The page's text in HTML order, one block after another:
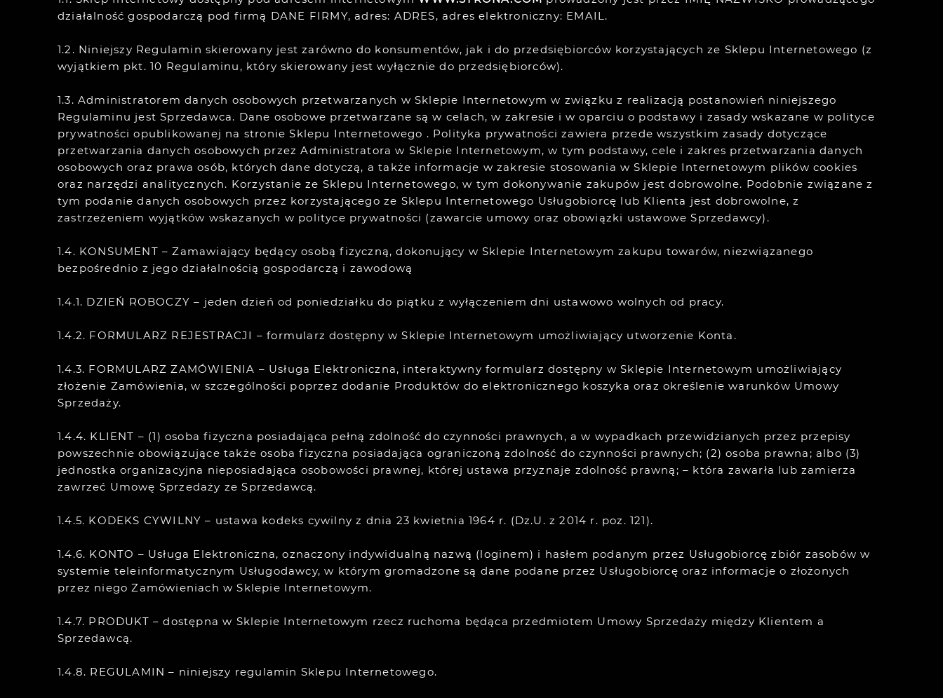
działalność gospodarczą pod firmą DANE FIRMY, adres: ADRES, adres elektroniczny: EMAIL.
1.2. Niniejszy Regulamin skierowany jest zarówno do konsumentów, jak i do przedsiębiorców korzystających ze Sklepu Internetowego (z
wyjątkiem pkt. 10 Regulaminu, który skierowany jest wyłącznie do przedsiębiorców).
1.3. Administratorem danych osobowych przetwarzanych w Sklepie Internetowym w związku z realizacją postanowień niniejszego
Regulaminu jest Sprzedawca. Dane osobowe przetwarzane są w celach, w zakresie i w oparciu o podstawy i zasady wskazane w polityce
prywatności opublikowanej na stronie Sklepu Internetowego . Polityka prywatności zawiera przede wszystkim zasady dotyczące
przetwarzania danych osobowych przez Administratora w Sklepie Internetowym, w tym podstawy, cele i zakres przetwarzania danych
osobowych oraz prawa osób, których dane dotyczą, a także informacje w zakresie stosowania w Sklepie Internetowym plików cookies
oraz narzędzi analitycznych. Korzystanie ze Sklepu Internetowego, w tym dokonywanie zakupów jest dobrowolne. Podobnie związane z
tym podanie danych osobowych przez korzystającego ze Sklepu Internetowego Usługobiorcę lub Klienta jest dobrowolne, z
zastrzeżeniem wyjątków wskazanych w polityce prywatności (zawarcie umowy oraz obowiązki ustawowe Sprzedawcy).
1.4. KONSUMENT – Zamawiający będący osobą fizyczną, dokonujący w Sklepie Internetowym zakupu towarów, niezwiązanego
bezpośrednio z jego działalnością gospodarczą i zawodową
1.4.1. DZIEŃ ROBOCZY – jeden dzień od poniedziałku do piątku z wyłączeniem dni ustawowo wolnych od pracy.
1.4.2. FORMULARZ REJESTRACJI – formularz dostępny w Sklepie Internetowym umożliwiający utworzenie Konta.
1.4.3. FORMULARZ ZAMÓWIENIA – Usługa Elektroniczna, interaktywny formularz dostępny w Sklepie Internetowym umożliwiający
złożenie Zamówienia, w szczególności poprzez dodanie Produktów do elektronicznego koszyka oraz określenie warunków Umowy
Sprzedaży.
1.4.4. KLIENT – (1) osoba fizyczna posiadająca pełną zdolność do czynności prawnych, a w wypadkach przewidzianych przez przepisy
powszechnie obowiązujące także osoba fizyczna posiadająca ograniczoną zdolność do czynności prawnych; (2) osoba prawna; albo (3)
jednostka organizacyjna nieposiadająca osobowości prawnej, której ustawa przyznaje zdolność prawną; – która zawarła lub zamierza
zawrzeć Umowę Sprzedaży ze Sprzedawcą.
1.4.5. KODEKS CYWILNY – ustawa kodeks cywilny z dnia 23 kwietnia 1964 r. (Dz.U. z 2014 r. poz. 121).
1.4.6. KONTO – Usługa Elektroniczna, oznaczony indywidualną nazwą (loginem) i hasłem podanym przez Usługobiorcę zbiór zasobów w
systemie teleinformatycznym Usługodawcy, w którym gromadzone są dane podane przez Usługobiorcę oraz informacje o złożonych
przez niego Zamówieniach w Sklepie Internetowym.
1.4.7. PRODUKT – dostępna w Sklepie Internetowym rzecz ruchoma będąca przedmiotem Umowy Sprzedaży między Klientem a
Sprzedawcą.
1.4.8. REGULAMIN – niniejszy regulamin Sklepu Internetowego.